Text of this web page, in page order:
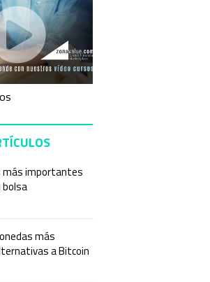
más importantes
más
a Bitcoin